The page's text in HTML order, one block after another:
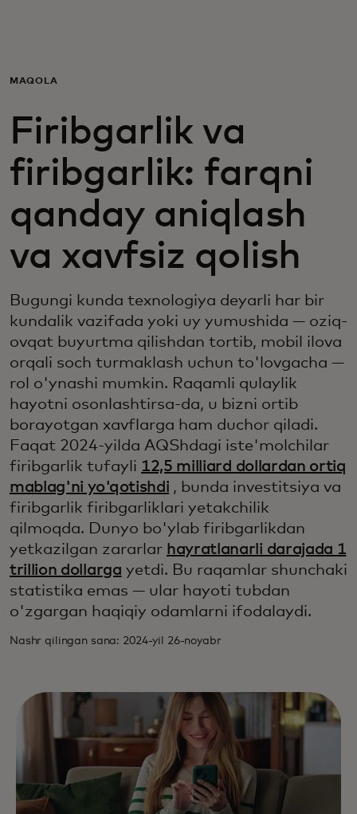
Biznes uchun
Butun dunyo uchun
Innovatorlar uchun
Yangiliklar va trendlar
MAQOLA
Firibgarlik va
firibgarlik: farqni
qanday aniqlash
va xavfsiz qolish
Bugungi kunda texnologiya deyarli har bir
kundalik vazifada yoki uy yumushida — oziq-
ovqat buyurtma qilishdan tortib, mobil ilova
orqali soch turmaklash uchun to'lovgacha —
rol o'ynashi mumkin. Raqamli qulaylik
hayotni osonlashtirsa-da, u bizni ortib
borayotgan xavflarga ham duchor qiladi.
Faqat 2024-yilda AQShdagi iste'molchilar
firibgarlik tufayli 12,5 milliard dollardan ortiq
mablag'ni yo'qotishdi , bunda investitsiya va
firibgarlik firibgarliklari yetakchilik
qilmoqda. Dunyo bo'ylab firibgarlikdan
yetkazilgan zararlar hayratlanarli darajada 1
trillion dollarga yetdi. Bu raqamlar shunchaki
statistika emas — ular hayoti tubdan
o'zgargan haqiqiy odamlarni ifodalaydi.
Nashr qilingan sana: 2024-yil 26-noyabr